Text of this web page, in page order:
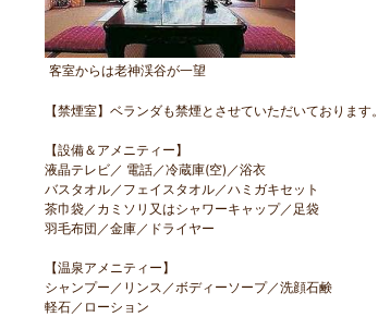
客室からは老神渓谷が一望
【禁煙室】ベランダも禁煙とさせていただいております。
【設備＆アメニティー】
液晶テレビ／ 電話／冷蔵庫(空)／浴衣
バスタオル／フェイスタオル／ハミガキセット
茶巾袋／カミソリ又はシャワーキャップ／足袋
羽毛布団／金庫／ドライヤー
【温泉アメニティー】
シャンプー／リンス／ボディーソープ／洗顔石鹸
軽石／ローション